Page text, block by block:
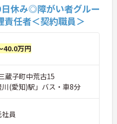
日休み◎障がい者グルー
責任者＜契約職員＞
40.0万円
蔵子町中荒古15
川(愛知)駅」バス・車8分
員